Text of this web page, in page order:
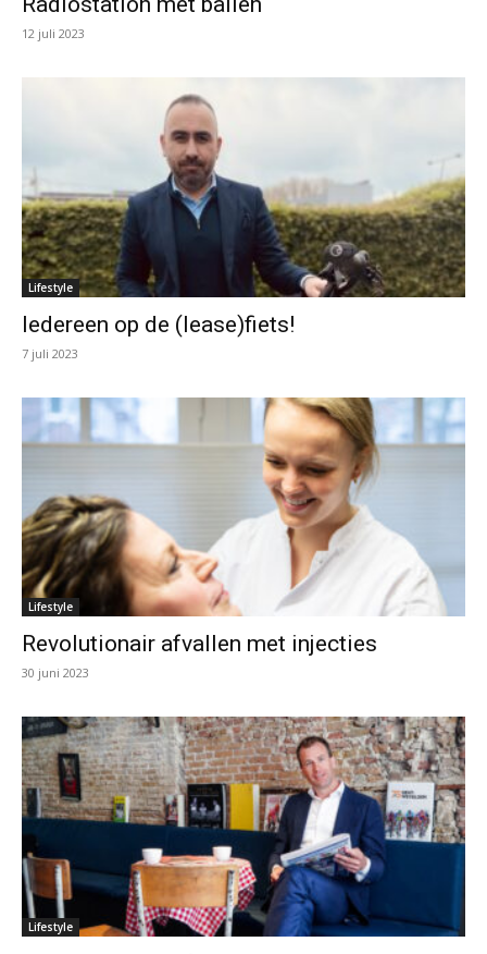
12 juli 2023
Lifestyle
Iedereen op de (lease)fiets!
7 juli 2023
Lifestyle
Revolutionair afvallen met injecties
30 juni 2023
Lifestyle